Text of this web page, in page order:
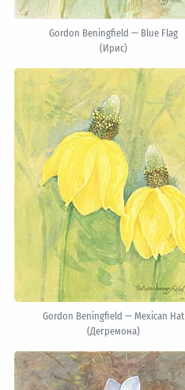
Gordon Beningfield — Blue Flag
(Ирис)
Gordon Beningfield — Mexican Hat
(Дегремона)